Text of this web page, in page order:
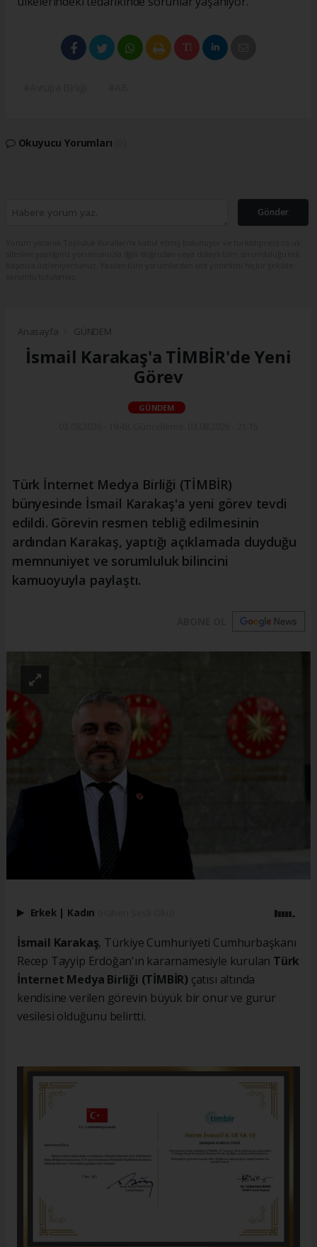
Okuyucu Yorumları
Gönder
Anasayfa GÜNDEM
İsmail Karakaş'a TİMBİR'de Yeni
Görev
GÜNDEM
Türk İnternet Medya Birliği (TİMBİR)
bünyesinde İsmail Karakaş'a yeni görev tevdi
edildi. Görevin resmen tebliğ edilmesinin
ardından Karakaş, yaptığı açıklamada duyduğu
memnuniyet ve sorumluluk bilincini
kamuoyuyla paylaştı.
Erkek | Kadın
İsmail Karakaş, Türkiye Cumhuriyeti Cumhurbaşkanı
Recep Tayyip Erdoğan'ın kararnamesiyle kurulan Türk
İnternet Medya Birliği (TİMBİR) çatısı altında
kendisine verilen görevin büyük bir onur ve gurur
vesilesi olduğunu belirtti.